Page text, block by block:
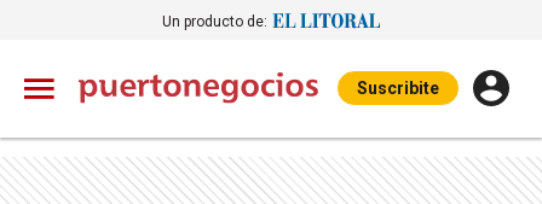
Un producto de:
Suscribite